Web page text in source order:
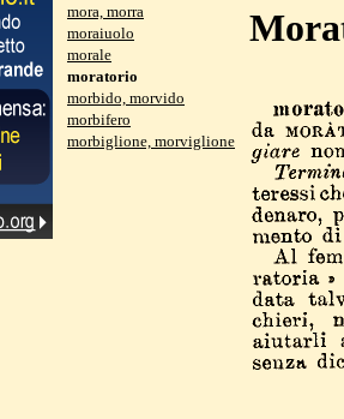
mora, morra
moraiuolo
morale
moratorio
morbido, morvido
morbifero
morbiglione, morviglione